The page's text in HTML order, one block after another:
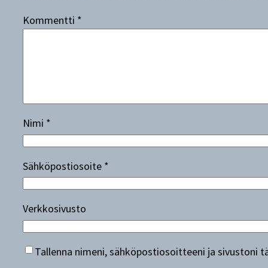
Kommentti *
Nimi *
Sähköpostiosoite *
Verkkosivusto
Tallenna nimeni, sähköpostiosoitteeni ja sivustoni